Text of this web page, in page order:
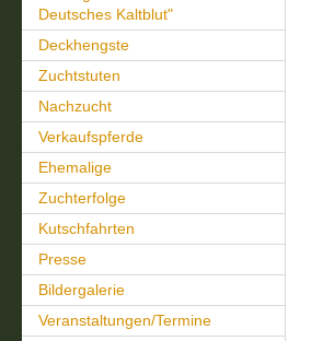
Deutsches Kaltblut"
Deckhengste
Zuchtstuten
Nachzucht
Verkaufspferde
Ehemalige
Zuchterfolge
Kutschfahrten
Presse
Bildergalerie
Veranstaltungen/Termine